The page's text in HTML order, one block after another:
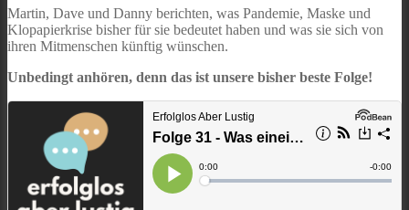
Jahre
Corona
für
uns
bedeuten
Martin, Dave und Danny berichten, was Pandemie, Maske und
Klopapierkrise bisher für sie bedeutet haben und was sie sich von
ihren Mitmenschen künftig wünschen.
Unbedingt anhören, denn das ist unsere bisher beste Folge!